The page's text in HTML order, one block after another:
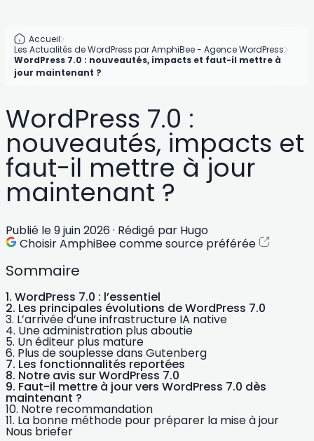
Accueil
Les Actualités de WordPress par AmphiBee - Agence WordPress
WordPress 7.0 : nouveautés, impacts et faut-il mettre à
jour maintenant ?
WordPress 7.0 :
nouveautés, impacts et
faut-il mettre à jour
maintenant ?
Publié le9 juin 2026 · Rédigé par Hugo
Choisir AmphiBee comme source préférée
Sommaire
WordPress 7.0 : l’essentiel
Les principales évolutions de WordPress 7.0
L’arrivée d’une infrastructure IA native
Une administration plus aboutie
Un éditeur plus mature
Plus de souplesse dans Gutenberg
Les fonctionnalités reportées
Notre avis sur WordPress 7.0
Faut-il mettre à jour vers WordPress 7.0 dès
maintenant ?
Notre recommandation
La bonne méthode pour préparer la mise à jour
Nous briefer